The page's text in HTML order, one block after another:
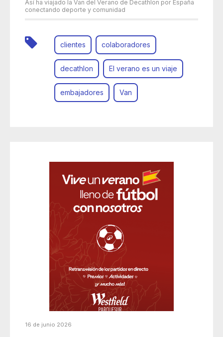
Así ha viajado la Van del Verano de Decathlon por España
conectando deporte y comunidad
clientes colaboradores
decathlon El verano es un viaje
embajadores Van
16 de junio 2026